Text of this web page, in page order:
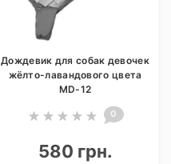
Дождевик для собак девочек
жёлто-лавандового цвета
MD-12
0
580 грн.